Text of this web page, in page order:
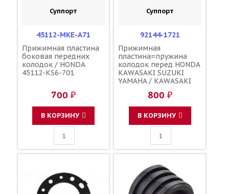
Суппорт
45112-MKE-A71
Прижимная пластина
боковая передних
колодок / HONDA
45112-KS6-701
700 ₽
В КОРЗИНУ
Суппорт
92144-1721
Прижимная
пластина=пружина
колодок перед HONDA
KAWASAKI SUZUKI
YAMAHA / KAWASAKI
45105-MY6-415 45108-
MY1-006 45108-MKE-
A71 59315-13E00
800 ₽
В КОРЗИНУ